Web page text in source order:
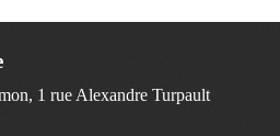
1 rue Alexandre Turpault